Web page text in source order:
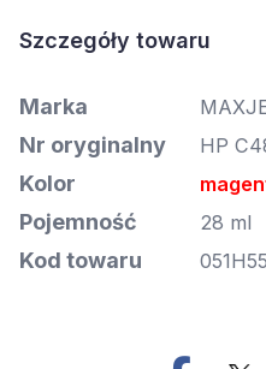
Szczegóły towaru
Marka
Nr oryginalny HP
Kolor
Pojemność 28 ml
Kod towaru